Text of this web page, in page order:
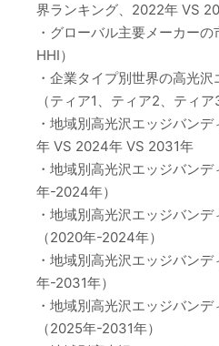
界ランキング、2022年 VS
・グローバル主要メーカー
HHI）
・企業タイプ別世界の高光
（ティア1、ティア2、ティア
・地域別高光沢エッジバン
年 VS 2024年 VS 2031年
・地域別高光沢エッジバン
年-2024年）
・地域別高光沢エッジバン
（2020年-2024年）
・地域別高光沢エッジバン
年-2031年）
・地域別高光沢エッジバン
（2025年-2031年）